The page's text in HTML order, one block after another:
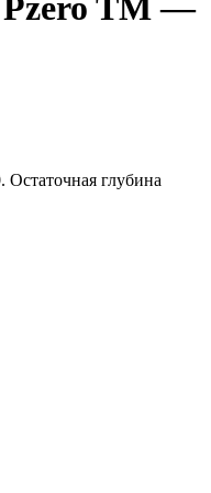
глубина